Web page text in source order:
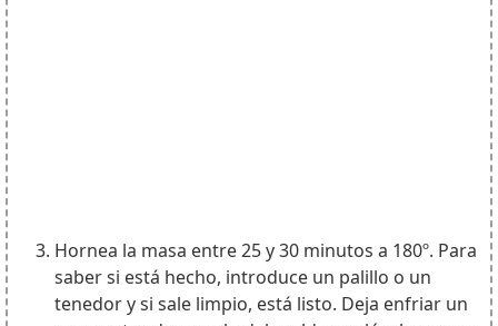
Hornea la masa entre 25 y 30 minutos a 180º. Para
saber si está hecho, introduce un palillo o un
tenedor y si sale limpio, está listo. Deja enfriar un